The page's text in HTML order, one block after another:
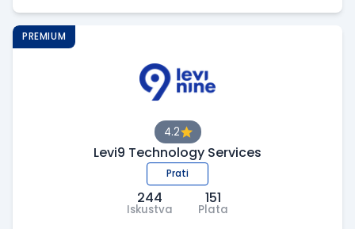
4.2
Levi9 Technology Services
Prati
244
Iskustva
151
Plata
PREMIUM